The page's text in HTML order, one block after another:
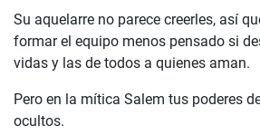
Su aquelarre no parece creerles, así
formar el equipo menos pensado si
vidas y las de todos a quienes aman.
Pero en la mítica Salem tus poderes
ocultos.